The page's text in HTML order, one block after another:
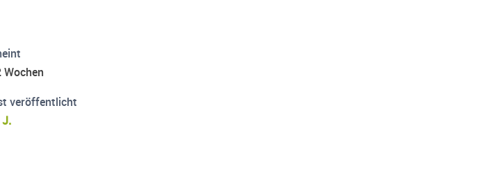
e. V., Schwedenstr. 9, 13359 Berlin.
Wochen
veröffentlicht